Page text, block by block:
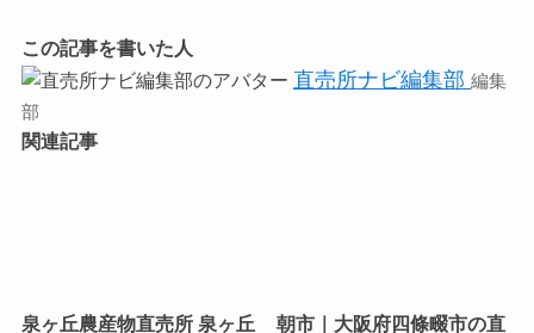
この記事を書いた人
直売所ナビ編集部 編集
部
関連記事
泉ヶ丘農産物直売所 泉ヶ丘
朝市｜大阪府四條畷市の直